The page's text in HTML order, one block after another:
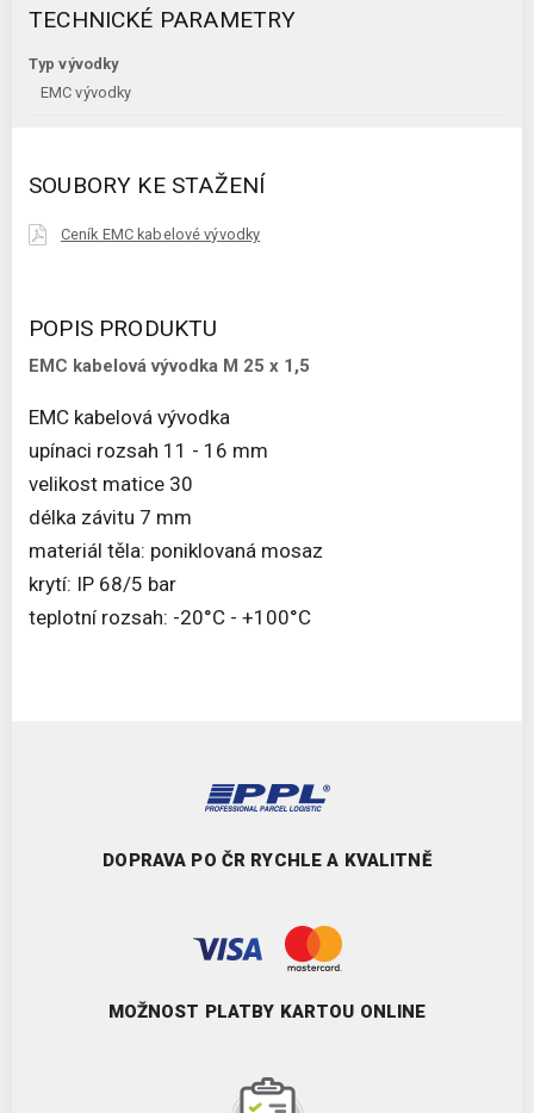
TECHNICKÉ PARAMETRY
Typ vývodky
EMC vývodky
SOUBORY KE STAŽENÍ
Ceník EMC kabelové vývodky
POPIS PRODUKTU
EMC kabelová vývodka M 25 x 1,5
EMC kabelová vývodka
upínaci rozsah 11 - 16 mm
velikost matice 30
délka závitu 7 mm
materiál těla: poniklovaná mosaz
krytí: IP 68/5 bar
teplotní rozsah: -20°C - +100°C
DOPRAVA PO ČR RYCHLE A KVALITNĚ
MOŽNOST PLATBY KARTOU ONLINE